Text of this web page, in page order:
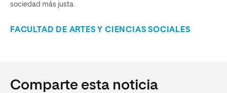
sociedad más justa.
FACULTAD DE ARTES Y CIENCIAS SOCIALES
Comparte esta noticia